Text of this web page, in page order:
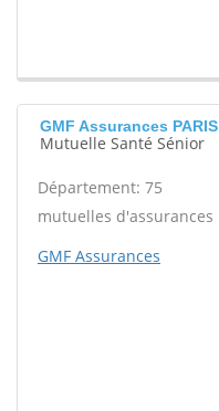
GMF Assurances PARIS
Mutuelle Santé Sénior
Département: 75
mutuelles d'assurances
GMF Assurances